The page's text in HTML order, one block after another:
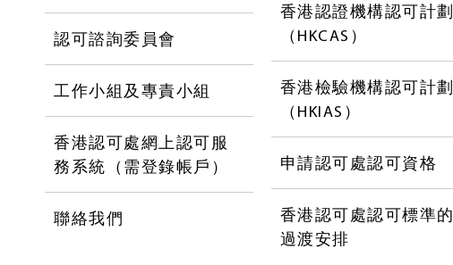
認可諮詢委員會
工作小組及專責小組
香港認可處網上認可服
務系統（需登錄帳戶）
聯絡我們
香港認證機構認可計劃
（HKCAS）
香港檢驗機構認可計劃
（HKIAS）
申請認可處認可資格
香港認可處認可標準的
過渡安排